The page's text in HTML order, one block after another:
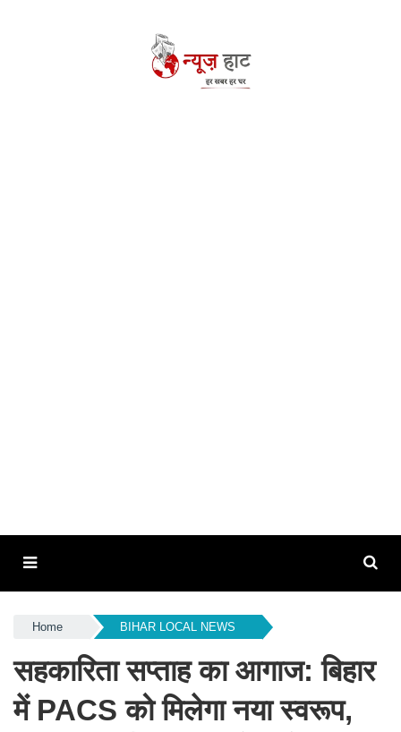
Home BIHAR LOCAL NEWS
सहकारिता सप्ताह का आगाज: बिहार
में PACS को मिलेगा नया स्वरूप,